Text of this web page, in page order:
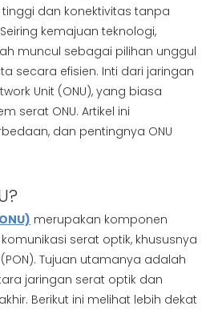
dan konektivitas tanpa
kemajuan teknologi,
muncul sebagai pilihan unggul
secara efisien. Inti dari jaringan
Unit (ONU), yang biasa
serat ONU. Artikel ini
dan pentingnya ONU
merupakan komponen
serat optik, khususnya
Tujuan utamanya adalah
jaringan serat optik dan
Berikut ini melihat lebih dekat